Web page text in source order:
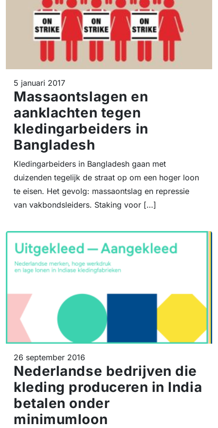
5 januari 2017
Massaontslagen en
aanklachten tegen
kledingarbeiders in
Bangladesh
Kledingarbeiders in Bangladesh gaan met
duizenden tegelijk de straat op om een hoger loon
te eisen. Het gevolg: massaontslag en repressie
van vakbondsleiders. Staking voor […]
26 september 2016
Nederlandse bedrijven die
kleding produceren in India
betalen onder
minimumloon